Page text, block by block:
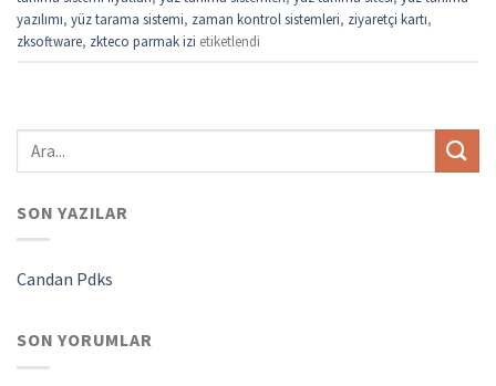
yazılımı, yüz tarama sistemi, zaman kontrol sistemleri, ziyaretçi kartı,
zksoftware, zkteco parmak izi etiketlendi
SON YAZILAR
Candan Pdks
SON YORUMLAR